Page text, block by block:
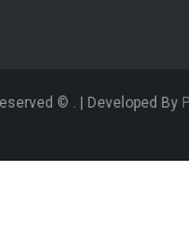
© . | Developed By